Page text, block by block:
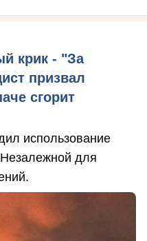
крик - "За
призвал
сгорит
использование
для